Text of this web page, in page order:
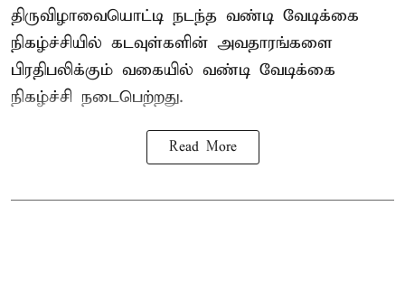
திருவிழாவையொட்டி நடந்த வண்டி வேடிக்கை
நிகழ்ச்சியில் கடவுள்களின் அவதாரங்களை
பிரதிபலிக்கும் வகையில் வண்டி வேடிக்கை
நிகழ்ச்சி நடைபெற்றது.
Read More